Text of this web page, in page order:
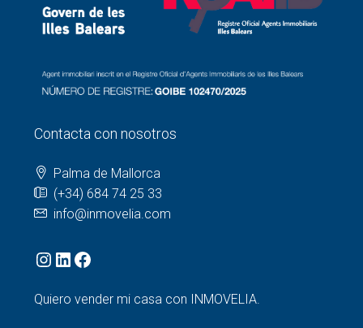
Contacta con nosotros
Palma de Mallorca
(+34) 684 74 25 33
info@inmovelia.com
Quiero vender mi casa con INMOVELIA.